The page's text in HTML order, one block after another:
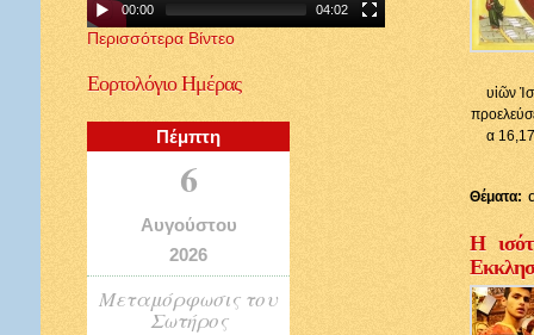
00:00 04:02
Περισσότερα Βίντεο
ΕορτολόγιοΗμέρας
Πέμπτη
6
Αυγούστου
2026
Μεταμόρφωσις του
Σωτήρος
υἱῶν
α 16,17
Θέματα:
Η